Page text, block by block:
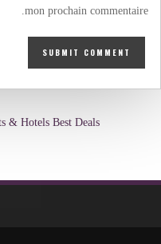
mon prochain commentaire.
& Hotels Best Deals